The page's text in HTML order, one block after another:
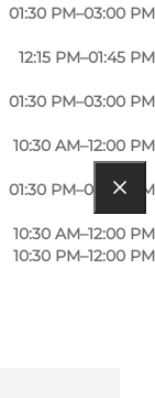
01:30 PM–03:00 PM
12:15 PM–01:45 PM
01:30 PM–03:00 PM
10:30 AM–12:00 PM
01:30 PM–03:00 PM
10:30 AM–12:00 PM
10:30 PM–12:00 PM